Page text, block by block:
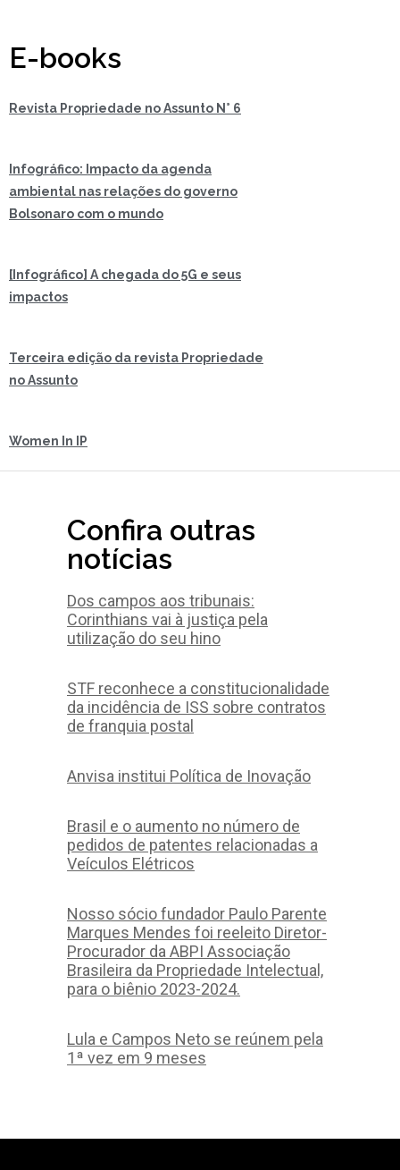
E-books
Revista Propriedade no Assunto N° 6
Infográfico: Impacto da agenda
ambiental nas relações do governo
Bolsonaro com o mundo
[Infográfico] A chegada do 5G e seus
impactos
Terceira edição da revista Propriedade
no Assunto
Women In IP
Confira outras
notícias
Dos campos aos tribunais:
Corinthians vai à justiça pela
utilização do seu hino
STF reconhece a constitucionalidade
da incidência de ISS sobre contratos
de franquia postal
Anvisa institui Política de Inovação
Brasil e o aumento no número de
pedidos de patentes relacionadas a
Veículos Elétricos
Nosso sócio fundador Paulo Parente
Marques Mendes foi reeleito Diretor-
Procurador da ABPI Associação
Brasileira da Propriedade Intelectual,
para o biênio 2023-2024.
Lula e Campos Neto se reúnem pela
1ª vez em 9 meses